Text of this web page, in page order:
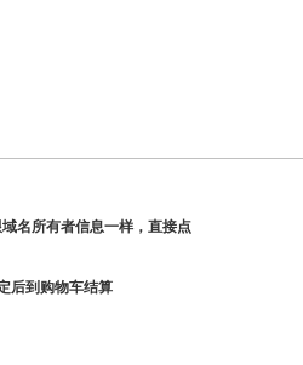
名所有者信息一样，直接点
后到购物车结算